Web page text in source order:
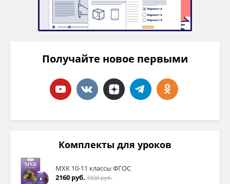
Получайте новое первыми
Комплекты для уроков
МХК 10-11 классы ФГОС
2160 руб. 3320 руб.